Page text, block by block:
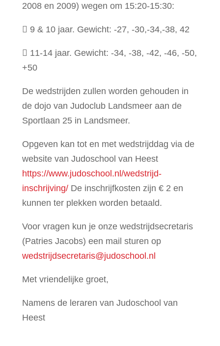
2008 en 2009) wegen om 15:20-15:30:
 9 & 10 jaar. Gewicht: -27, -30,-34,-38, 42
 11-14 jaar. Gewicht: -34, -38, -42, -46, -50,
+50
De wedstrijden zullen worden gehouden in
de dojo van Judoclub Landsmeer aan de
Sportlaan 25 in Landsmeer.
Opgeven kan tot en met wedstrijddag via de
website van Judoschool van Heest
https://www.judoschool.nl/wedstrijd-
inschrijving/De inschrijfkosten zijn € 2 en
kunnen ter plekken worden betaald.
Voor vragen kun je onze wedstrijdsecretaris
(Patries Jacobs) een mail sturen op
wedstrijdsecretaris@judoschool.nl
Met vriendelijke groet,
Namens de leraren van Judoschool van
Heest